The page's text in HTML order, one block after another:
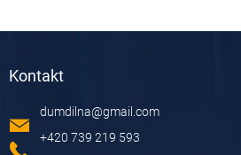
Kontakt
dumdilna@gmail.com
+420 739 219 593